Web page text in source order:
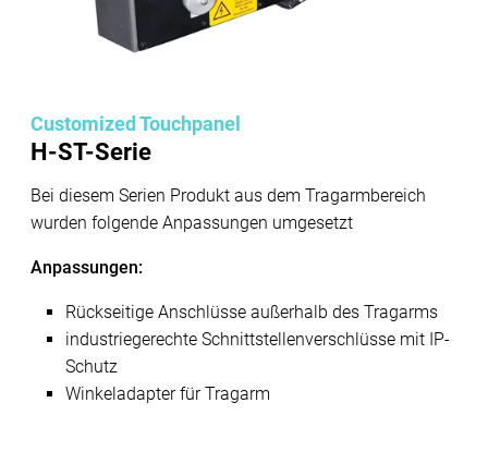
Customized Touchpanel
H-ST-Serie
Bei diesem Serien Produkt aus dem Tragarmbereich
wurden folgende Anpassungen umgesetzt
Anpassungen:
Rückseitige Anschlüsse außerhalb des Tragarms
industriegerechte Schnittstellenverschlüsse mit IP-
Schutz
Winkeladapter für Tragarm